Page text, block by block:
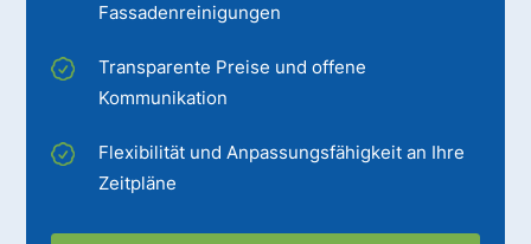
Fassadenreinigungen
Transparente Preise und offene
Kommunikation
Flexibilität und Anpassungsfähigkeit an Ihre
Zeitpläne